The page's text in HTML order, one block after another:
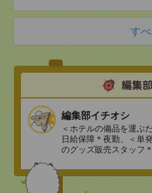
す
編集部イチオシ
＜ホテルの備品を運ぶ
日給保障＊夜勤、＜単
のグッズ販売スタッフ